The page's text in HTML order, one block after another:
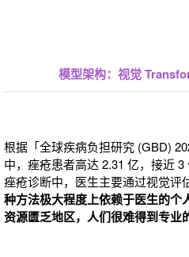
模型架构：视觉
根据「全球疾病负担研究 (GBD)
中，痤疮患者高达 2.31 亿，接近
痤疮诊断中，医生主要通过视觉评
种方法极大程度上依赖于医生的个
资源匮乏地区，人们很难得到专业